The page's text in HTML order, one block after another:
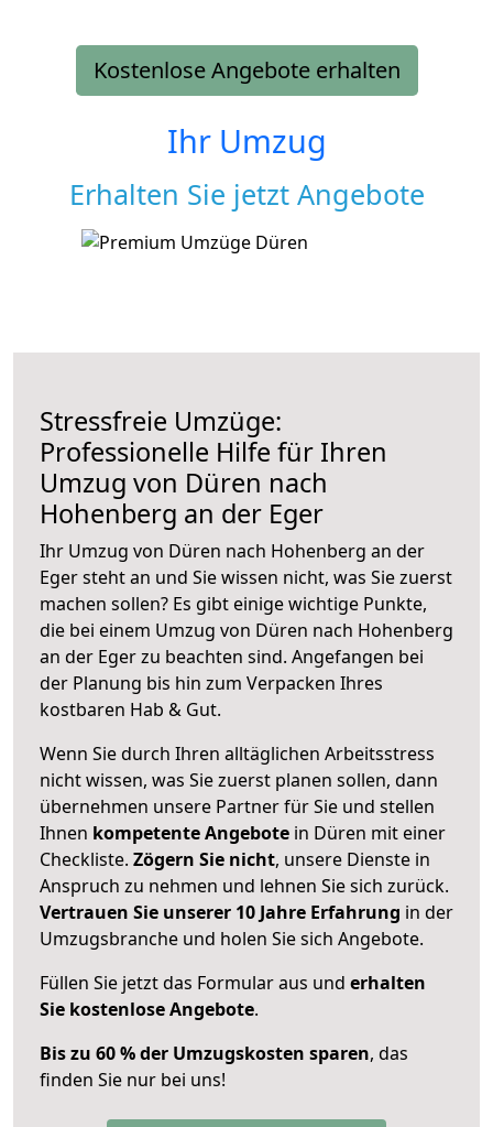
Kostenlose Angebote erhalten
Ihr Umzug
Erhalten Sie jetzt Angebote
Stressfreie Umzüge:
Professionelle Hilfe für Ihren
Umzug von Düren nach
Hohenberg an der Eger
Ihr Umzug von Düren nach Hohenberg an der
Eger steht an und Sie wissen nicht, was Sie zuerst
machen sollen? Es gibt einige wichtige Punkte,
die bei einem Umzug von Düren nach Hohenberg
an der Eger zu beachten sind. Angefangen bei
der Planung bis hin zum Verpacken Ihres
kostbaren Hab & Gut.
Wenn Sie durch Ihren alltäglichen Arbeitsstress
nicht wissen, was Sie zuerst planen sollen, dann
übernehmen unsere Partner für Sie und stellen
Ihnen kompetente Angebote in Düren mit einer
Checkliste. Zögern Sie nicht, unsere Dienste in
Anspruch zu nehmen und lehnen Sie sich zurück.
Vertrauen Sie unserer 10 Jahre Erfahrung in der
Umzugsbranche und holen Sie sich Angebote.
Füllen Sie jetzt das Formular aus und erhalten
Sie kostenlose Angebote.
Bis zu 60 % der Umzugskosten sparen, das
finden Sie nur bei uns!